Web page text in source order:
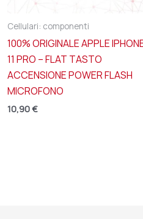
Cellulari: componenti
100% ORIGINALE APPLE
11 PRO – FLAT TASTO
ACCENSIONE POWER FLASH
MICROFONO
10,90€